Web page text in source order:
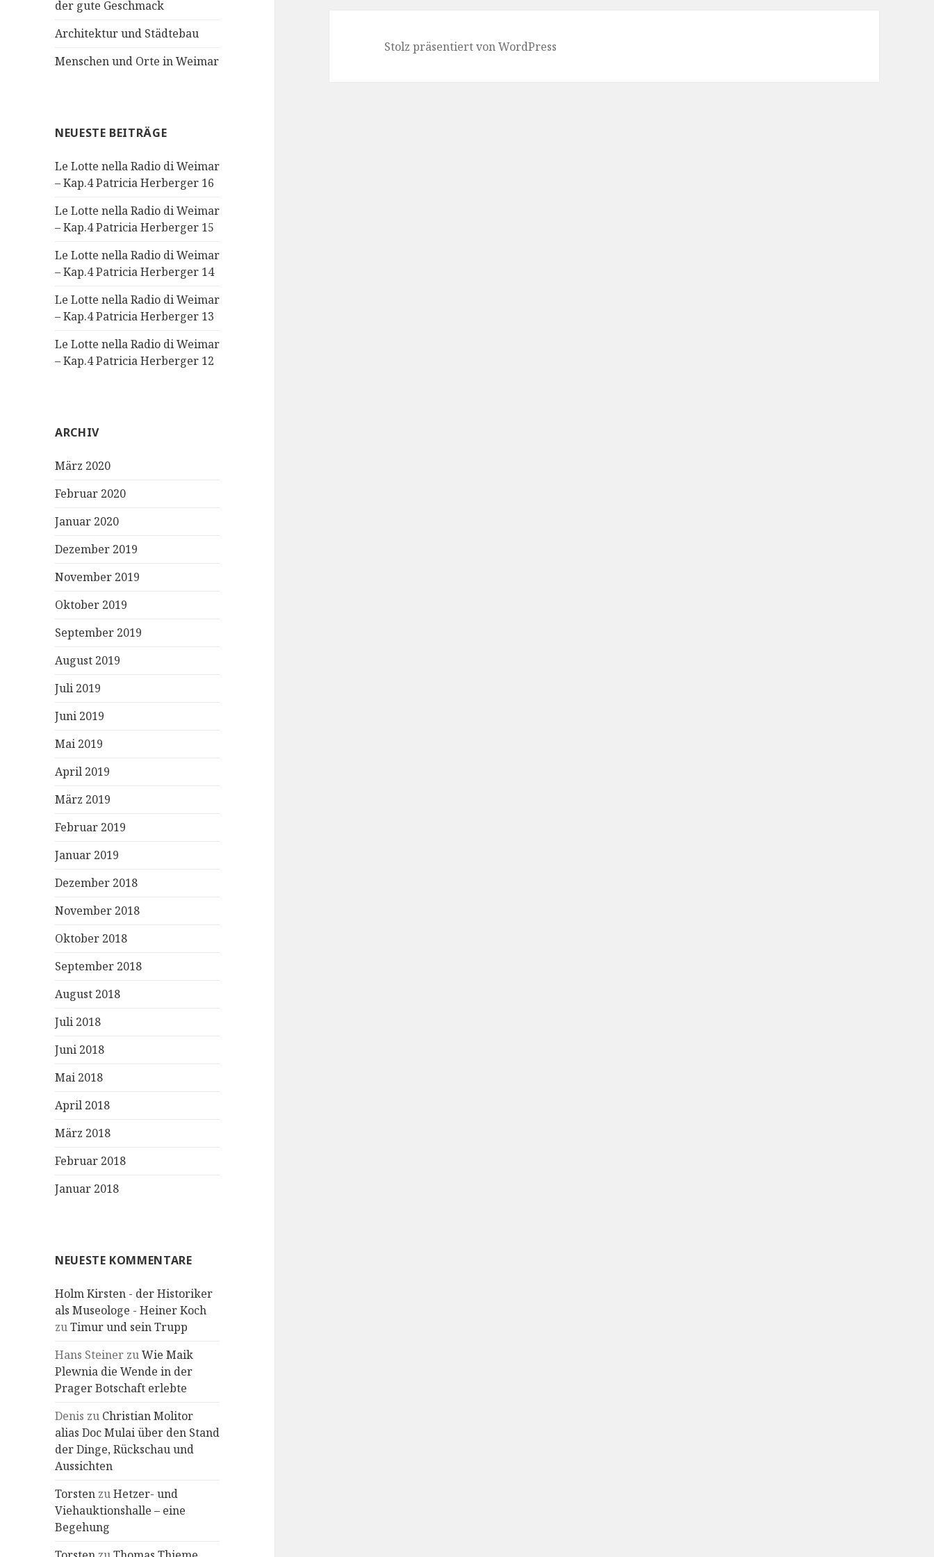
der gute Geschmack
Architektur und Städtebau
Menschen und Orte in Weimar
NEUESTE BEITRÄGE
Le Lotte nella Radio di Weimar
– Kap.4 Patricia Herberger 16
Le Lotte nella Radio di Weimar
– Kap.4 Patricia Herberger 15
Le Lotte nella Radio di Weimar
– Kap.4 Patricia Herberger 14
Le Lotte nella Radio di Weimar
– Kap.4 Patricia Herberger 13
Le Lotte nella Radio di Weimar
– Kap.4 Patricia Herberger 12
ARCHIV
März 2020
Februar 2020
Januar 2020
Dezember 2019
November 2019
Oktober 2019
September 2019
August 2019
Juli 2019
Juni 2019
Mai 2019
April 2019
März 2019
Februar 2019
Januar 2019
Dezember 2018
November 2018
Oktober 2018
September 2018
August 2018
Juli 2018
Juni 2018
Mai 2018
April 2018
März 2018
Februar 2018
Januar 2018
NEUESTE KOMMENTARE
Holm Kirsten - der Historiker
als Museologe - Heiner Koch
zuTimur und sein Trupp
Hans Steiner zuWie Maik
Plewnia die Wende in der
Prager Botschaft erlebte
Denis zu Christian Molitor
alias Doc Mulai über den Stand
der Dinge, Rückschau und
Aussichten
Torsten zuHetzer- und
Viehauktionshalle – eine
Begehung
Stolz präsentiert von WordPress